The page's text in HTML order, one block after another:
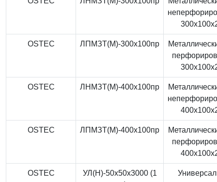
OSTEC ЛПМЗТ(М)-300x100пр
OSTEC ЛНМЗТ(М)-400x100пр
OSTEC ЛПМЗТ(М)-400x100пр
OSTEC
УЛ(Н)-50x50x3000 (1